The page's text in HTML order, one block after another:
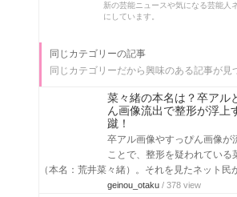
新の芸能ニュースや気になる芸能人
にしています。
同じカテゴリーの記事
同じカテゴリーだから興味のある記事が見
菜々緒の本名は？卒アル
ん画像流出で整形が浮上
蹴！
卒アル画像やすっぴん画像が
ことで、整形を疑われている
（本名：荒井菜々緒）。それを見たネット民
geinou_otaku / 378 view